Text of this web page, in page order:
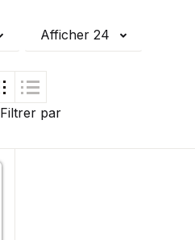
Afficher 24
Filtrer par